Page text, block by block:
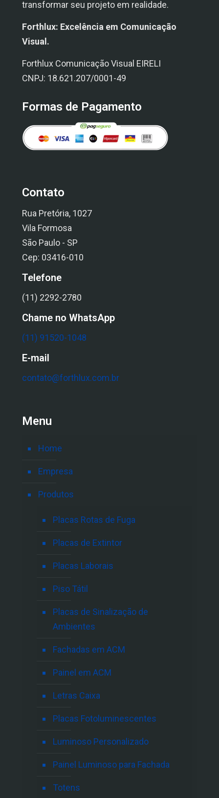
transformar seu projeto em realidade.
Forthlux: Excelência em Comunicação
Visual.
Forthlux Comunicação Visual EIRELI
CNPJ: 18.621.207/0001-49
Formas de Pagamento
Contato
Rua Pretória, 1027
Vila Formosa
São Paulo - SP
Cep: 03416-010
Telefone
(11) 2292-2780
Chame no WhatsApp
(11) 91520-1048
E-mail
contato@forthlux.com.br
Menu
Home
Empresa
Produtos
Placas Rotas de Fuga
Placas de Extintor
Placas Laborais
Piso Tátil
Placas de Sinalização de
Ambientes
Fachadas em ACM
Painel em ACM
Letras Caixa
Placas Fotoluminescentes
Luminoso Personalizado
Painel Luminoso para Fachada
Totens